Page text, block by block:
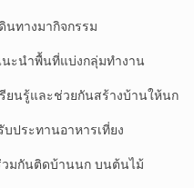
งมากิจกรรม
พื้นที่แบ่งกลุ่มทำงาน
ละช่วยกันสร้างบ้านให้นก
ทานอาหารเที่ยง
ติดบ้านนก บนต้นไม้